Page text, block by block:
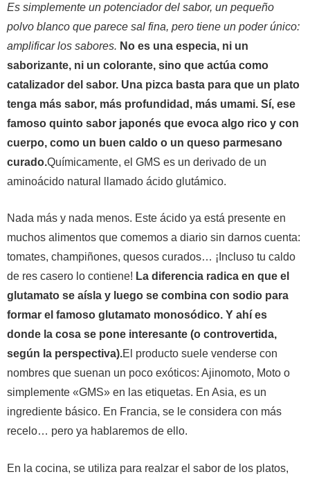
Es simplemente un potenciador del sabor, un pequeño
polvo blanco que parece sal fina, pero tiene un poder único:
amplificar los sabores. No es una especia, ni un
saborizante, ni un colorante, sino que actúa como
catalizador del sabor. Una pizca basta para que un plato
tenga más sabor, más profundidad, más umami. Sí, ese
famoso quinto sabor japonés que evoca algo rico y con
cuerpo, como un buen caldo o un queso parmesano
curado.Químicamente, el GMS es un derivado de un
aminoácido natural llamado ácido glutámico.
Nada más y nada menos. Este ácido ya está presente en
muchos alimentos que comemos a diario sin darnos cuenta:
tomates, champiñones, quesos curados… ¡Incluso tu caldo
de res casero lo contiene! La diferencia radica en que el
glutamato se aísla y luego se combina con sodio para
formar el famoso glutamato monosódico. Y ahí es
donde la cosa se pone interesante (o controvertida,
según la perspectiva).El producto suele venderse con
nombres que suenan un poco exóticos: Ajinomoto, Moto o
simplemente «GMS» en las etiquetas. En Asia, es un
ingrediente básico. En Francia, se le considera con más
recelo… pero ya hablaremos de ello.
En la cocina, se utiliza para realzar el sabor de los platos,